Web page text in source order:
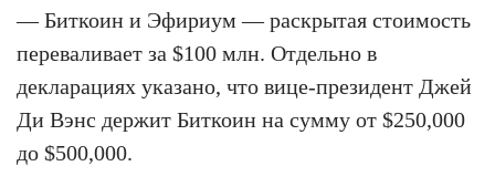
— Биткоин и Эфириум — раскрытая стоимость
переваливает за $100 млн. Отдельно в
декларациях указано, что вице-президент Джей
Ди Вэнс держит Биткоин на сумму от $250,000
до $500,000.